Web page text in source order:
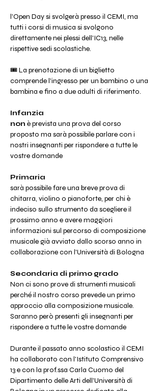
l'Open Day si svolgerà presso il CEMI, ma
tutti i corsi di musica si svolgono
direttamente nei plessi dell'IC13, nelle
rispettive sedi scolastiche.
🎟️ La prenotazione di un biglietto
comprende l'ingresso per un bambino o una
bambina e fino a due adulti di riferimento.
Infanzia
non è prevista una prova del corso
proposto ma sarà possibile parlare con i
nostri insegnanti per rispondere a tutte le
vostre domande
Primaria
sarà possibile fare una breve prova di
chitarra, violino o pianoforte, per chi è
indeciso sullo strumento da scegliere il
prossimo anno e avere maggiori
informazioni sul percorso di composizione
musicale già avviato dallo scorso anno in
collaborazione con l'Università di Bologna
Secondaria di primo grado
Non ci sono prove di strumenti musicali
perché il nostro corso prevede un primo
approccio alla composizione musicale.
Saranno però presenti gli insegnanti per
rispondere a tutte le vostre domande
Durante il passato anno scolastico il CEMI
ha collaborato con l'Istituto Comprensivo
13 e con la prof.ssa Carla Cuomo del
Dipartimento delle Arti dell'Università di